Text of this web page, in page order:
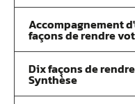
Accompagnement
façons de rendre
Dix façons de
Synthèse